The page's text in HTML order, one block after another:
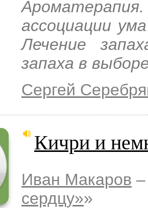
ассоциации
Лечение
запаха в
Сергей
Кичри и
Иван Макаров
сердцу»»